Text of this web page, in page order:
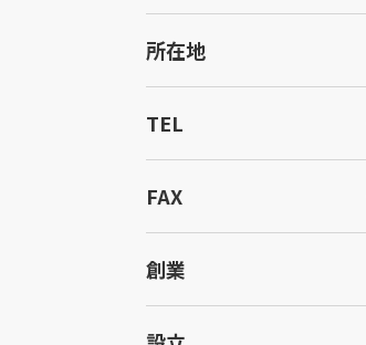
所在地
TEL
FAX
創業